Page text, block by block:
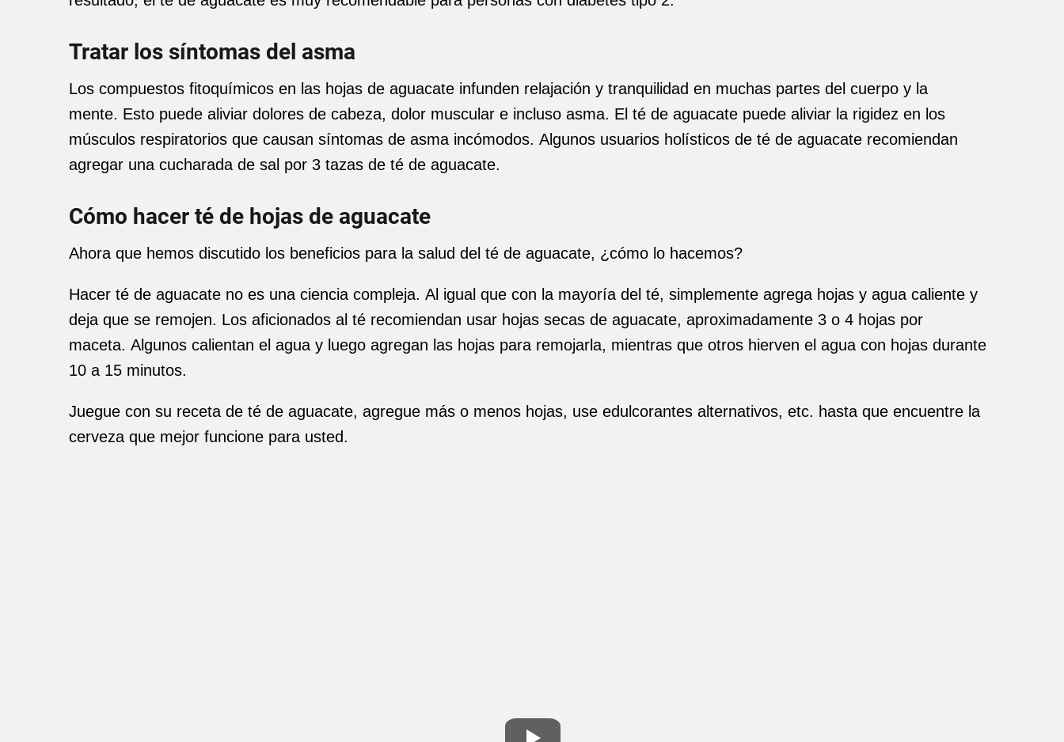
Tratar los síntomas del asma
Los compuestos fitoquímicos en las hojas de aguacate infunden relajación y tranquilidad en muchas partes del cuerpo y la
mente. Esto puede aliviar dolores de cabeza, dolor muscular e incluso asma. El té de aguacate puede aliviar la rigidez en los
músculos respiratorios que causan síntomas de asma incómodos. Algunos usuarios holísticos de té de aguacate recomiendan
agregar una cucharada de sal por 3 tazas de té de aguacate.
Cómo hacer té de hojas de aguacate
Ahora que hemos discutido los beneficios para la salud del té de aguacate, ¿cómo lo hacemos?
Hacer té de aguacate no es una ciencia compleja. Al igual que con la mayoría del té, simplemente agrega hojas y agua caliente y
deja que se remojen. Los aficionados al té recomiendan usar hojas secas de aguacate, aproximadamente 3 o 4 hojas por
maceta. Algunos calientan el agua y luego agregan las hojas para remojarla, mientras que otros hierven el agua con hojas durante
10 a 15 minutos.
Juegue con su receta de té de aguacate, agregue más o menos hojas, use edulcorantes alternativos, etc. hasta que encuentre la
cerveza que mejor funcione para usted.